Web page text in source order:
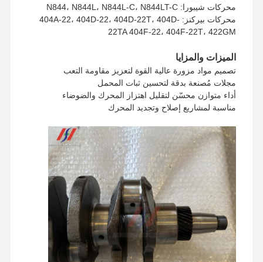
محركات شيبورا: N844، N844L، N844L-C، N844LT-C
محركات بيركنز: 404A-22، 404D-22، 404D-22T، 404D-
22TA 404F-22، 404F-22T، 422GM
الميزات والمزايا
تصميم مواد مزورة عالية القوة لتعزيز مقاومة التعب
مجلات مُصنعة بدقة لتحسين ثبات المحمل
أداء متوازن محسّن لتقليل اهتزاز المحرك والضوضاء
مناسبة لمشاريع إصلاح وتجديد المحرك